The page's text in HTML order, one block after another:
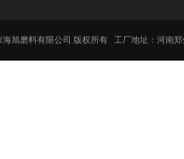
海旭磨料有限公司 版权所有 工厂地址：河